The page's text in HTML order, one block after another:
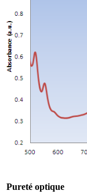
Pureté optique